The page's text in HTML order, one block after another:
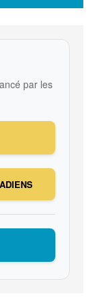
par les